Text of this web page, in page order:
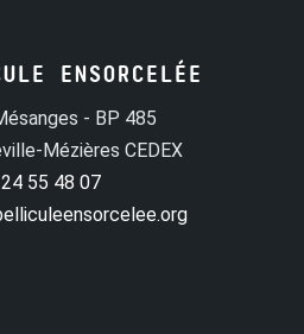
ENSORCELÉE
- BP 485
Mézières CEDEX
55 48 07